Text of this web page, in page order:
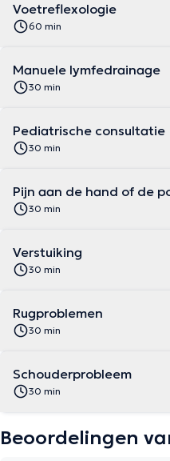
Voetreflexologie
60 min
Manuele lymfedrainage
30 min
Pediatrische consultatie
30 min
Pijn aan de hand of de
30 min
Verstuiking
30 min
Rugproblemen
30 min
Schouderprobleem
30 min
Beoordelingen